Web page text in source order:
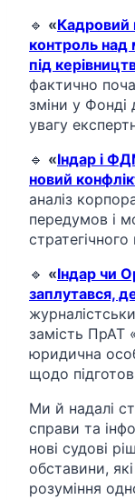
🔹 «Кадровий
контроль
під
фактично
зміни у
увагу
🔹 «Індар і
новий
аналіз
передумов і
🔹 «Індар чи
заплутався,
замість ПрАТ
юридична
щодо
Ми й надалі
справи та
нові судові
обставини,
розуміння